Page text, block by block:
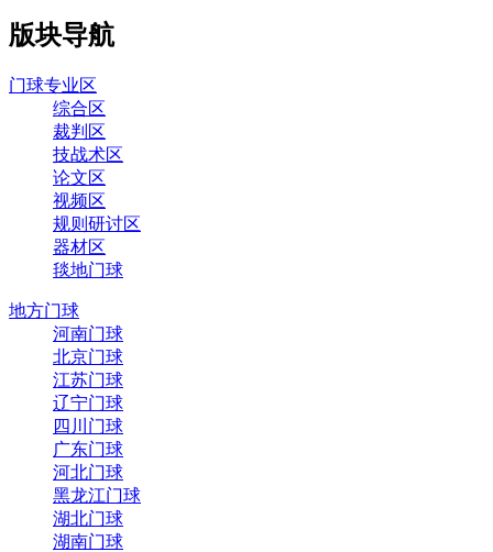
版块导航
门球专业区
综合区
裁判区
技战术区
论文区
视频区
规则研讨区
器材区
毯地门球
地方门球
河南门球
北京门球
江苏门球
辽宁门球
四川门球
广东门球
河北门球
黑龙江门球
湖北门球
湖南门球